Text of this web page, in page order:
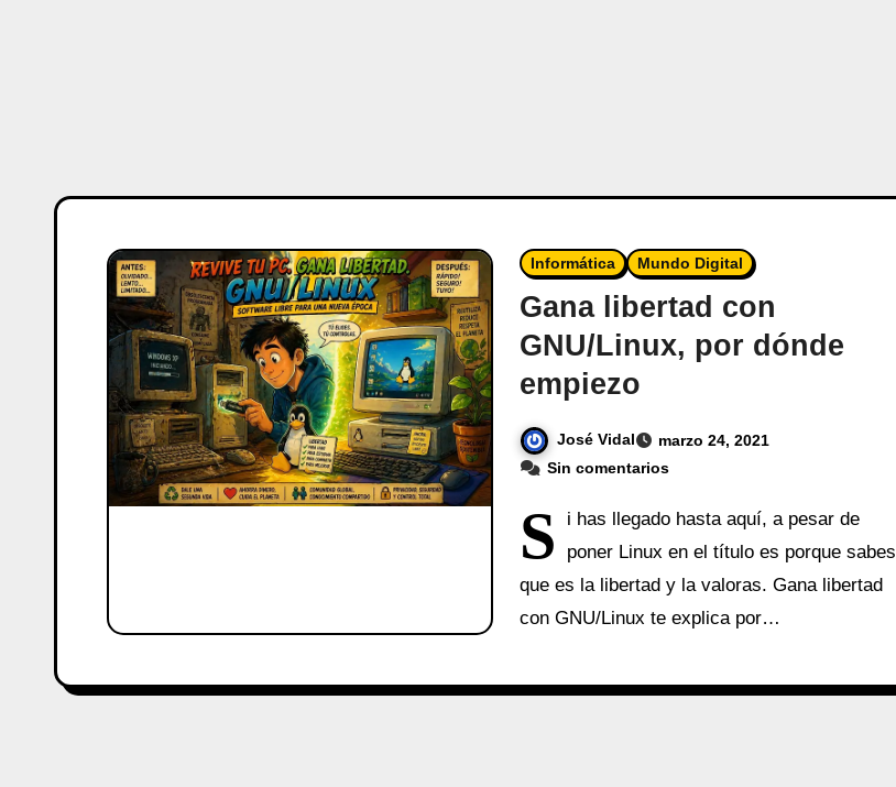
Informática Mundo Digital
Gana libertad con
GNU/Linux, por dónde
empiezo
José Vidal
marzo 24, 2021
Sin comentarios
S
i has llegado hasta aquí, a pesar de
poner Linux en el título es porque sabes
que es la libertad y la valoras. Gana libertad
con GNU/Linux te explica por…